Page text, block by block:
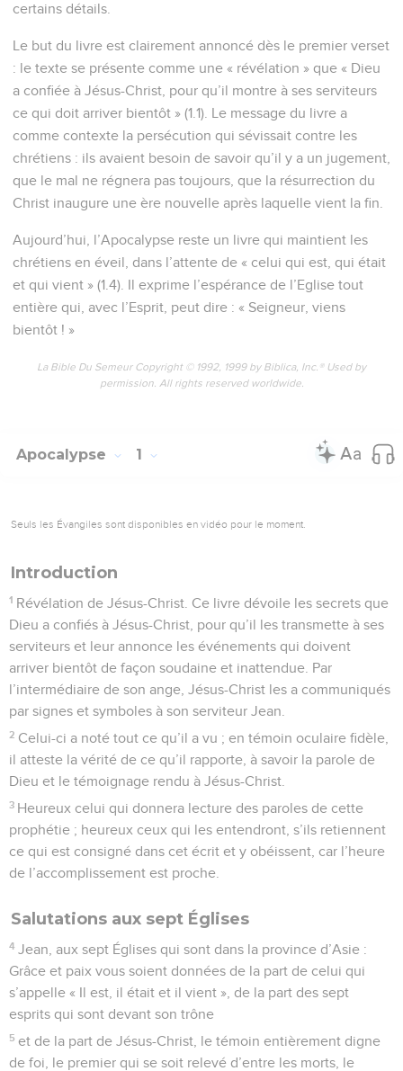
certains détails.
Le but du livre est clairement annoncé dès le premier verset
: le texte se présente comme une « révélation » que « Dieu
a confiée à Jésus-Christ, pour qu’il montre à ses serviteurs
ce qui doit arriver bientôt » (1.1). Le message du livre a
comme contexte la persécution qui sévissait contre les
chrétiens : ils avaient besoin de savoir qu’il y a un jugement,
que le mal ne régnera pas toujours, que la résurrection du
Christ inaugure une ère nouvelle après laquelle vient la fin.
Aujourd’hui, l’Apocalypse reste un livre qui maintient les
chrétiens en éveil, dans l’attente de « celui qui est, qui était
et qui vient » (1.4). Il exprime l’espérance de l’Eglise tout
entière qui, avec l’Esprit, peut dire : « Seigneur, viens
bientôt ! »
La Bible Du Semeur Copyright © 1992, 1999 by Biblica, Inc.® Used by
permission. All rights reserved worldwide.
Apocalypse 1
Seuls les Évangiles sont disponibles en vidéo pour le moment.
Introduction
1 Révélation de Jésus-Christ. Ce livre dévoile les secrets que
Dieu a confiés à Jésus-Christ, pour qu’il les transmette à ses
serviteurs et leur annonce les événements qui doivent
arriver bientôt de façon soudaine et inattendue. Par
l’intermédiaire de son ange, Jésus-Christ les a communiqués
par signes et symboles à son serviteur Jean.
2 Celui-ci a noté tout ce qu’il a vu ; en témoin oculaire fidèle,
il atteste la vérité de ce qu’il rapporte, à savoir la parole de
Dieu et le témoignage rendu à Jésus-Christ.
3 Heureux celui qui donnera lecture des paroles de cette
prophétie ; heureux ceux qui les entendront, s’ils retiennent
ce qui est consigné dans cet écrit et y obéissent, car l’heure
de l’accomplissement est proche.
Salutations aux sept Églises
4 Jean, aux sept Églises qui sont dans la province d’Asie :
Grâce et paix vous soient données de la part de celui qui
s’appelle « Il est, il était et il vient », de la part des sept
esprits qui sont devant son trône
5 et de la part de Jésus-Christ, le témoin entièrement digne
de foi, le premier qui se soit relevé d’entre les morts, le